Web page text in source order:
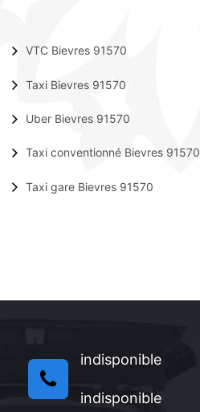
VTC Bievres 91570
Taxi Bievres 91570
Uber Bievres 91570
Taxi conventionné Bievres 91570
Taxi gare Bievres 91570
indisponible
indisponible